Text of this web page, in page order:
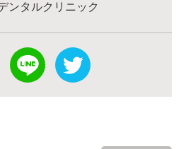
ンタルクリニック